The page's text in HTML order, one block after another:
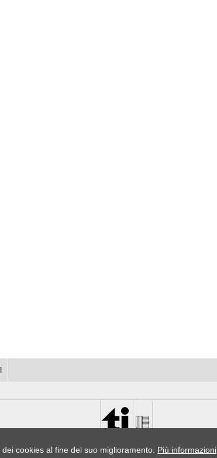
cookies al fine del suo miglioramento. Più informazioni